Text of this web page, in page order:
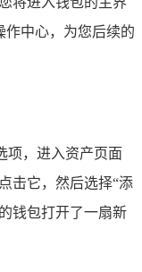
作中心，为您后续的
项，进入资产页面
击它，然后选择“添
钱包打开了一扇新